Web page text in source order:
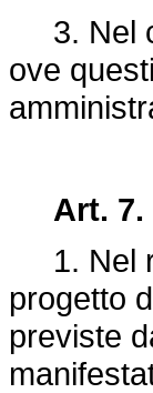
3. Nel
ove
Art. 7.
1. Nel
progetto
previste